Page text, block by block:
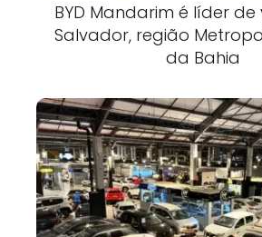
BYD Mandarim é líder
Salvador, região
da Bahia